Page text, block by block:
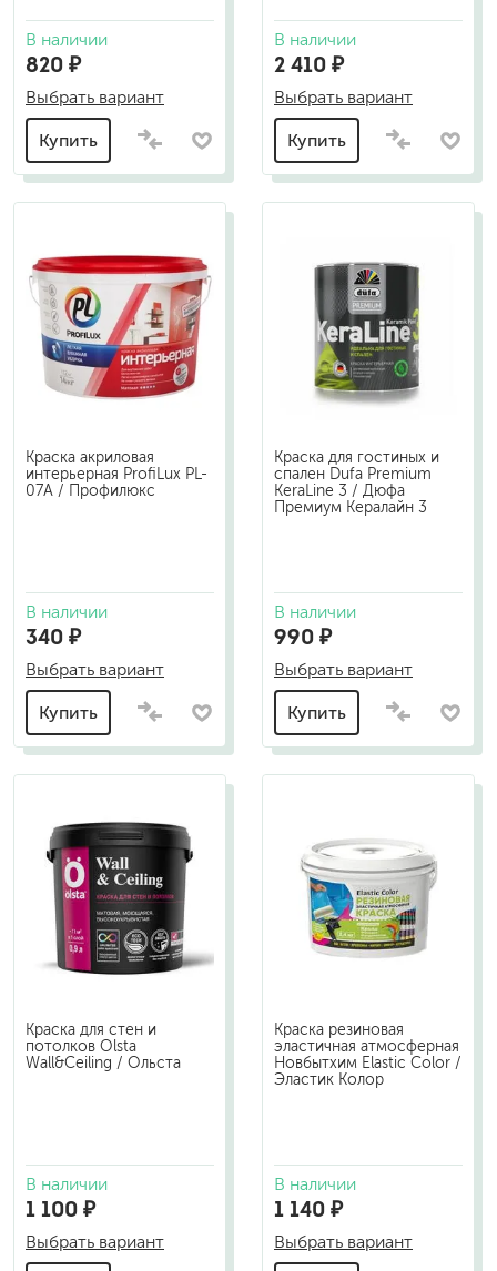
В наличии
820 ₽
Выбрать вариант
Купить
В наличии
2 410 ₽
Выбрать вариант
Купить
Краска акриловая
интерьерная ProfiLux PL-
07А / Профилюкс
В наличии
340 ₽
Выбрать вариант
Купить
Краска для гостиных и
спален Dufa Premium
KeraLine 3 / Дюфа
Премиум Кералайн 3
В наличии
990 ₽
Выбрать вариант
Купить
Краска для стен и
потолков Olsta
Wall&Ceiling / Ольста
В наличии
1 100 ₽
Выбрать вариант
Краска резиновая
эластичная атмосферная
Новбытхим Elastic Color /
Эластик Колор
В наличии
1 140 ₽
Выбрать вариант